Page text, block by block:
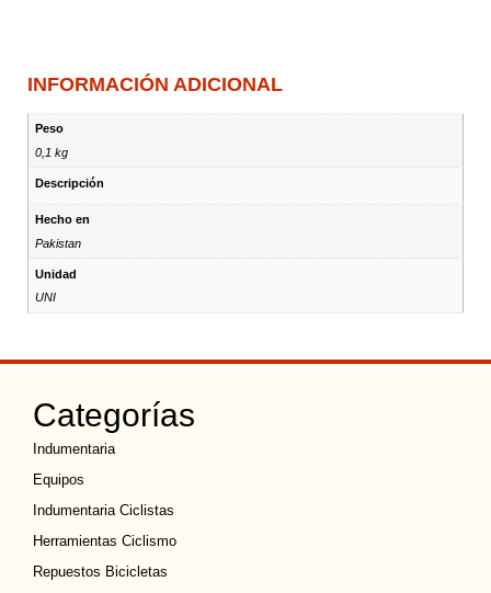
INFORMACIÓN ADICIONAL
Peso
0,1 kg
Descripción
Hecho en
Pakistan
Unidad
UNI
Categorías
Indumentaria
Equipos
Indumentaria Ciclistas
Herramientas Ciclismo
Repuestos Bicicletas